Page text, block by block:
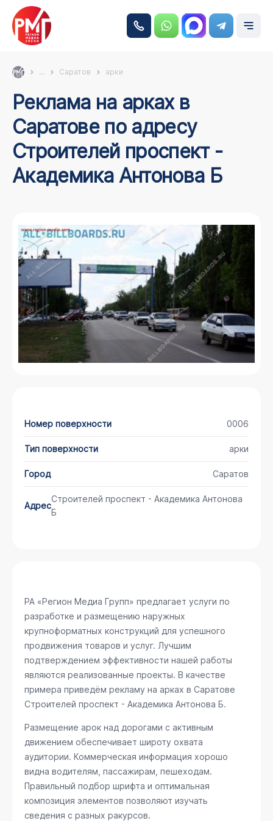
... Саратов арки
Реклама на арках в
Саратове по адресу
Строителей проспект -
Академика Антонова Б
Номер поверхности 0006
Тип поверхности арки
Город Саратов
Адрес
Строителей проспект - Академика Антонова
Б
РА «Регион Медиа Групп» предлагает услуги по
разработке и размещению наружных
крупноформатных конструкций для успешного
продвижения товаров и услуг. Лучшим
подтверждением эффективности нашей работы
являются реализованные проекты. В качестве
примера приведём рекламу на арках в Саратове
Строителей проспект - Академика Антонова Б.
Размещение арок над дорогами с активным
движением обеспечивает широту охвата
аудитории. Коммерческая информация хорошо
видна водителям, пассажирам, пешеходам.
Правильный подбор шрифта и оптимальная
композиция элементов позволяют изучать
сведения с разных ракурсов.